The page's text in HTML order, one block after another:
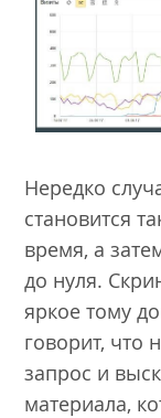
Нередко
становится
время, а
до нуля.
яркое тому
говорит, что
запрос и
материала,